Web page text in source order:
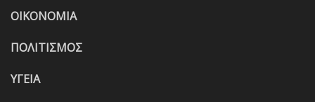
ΟΙΚΟΝΟΜΙΑ
ΠΟΛΙΤΙΣΜΟΣ
ΥΓΕΙΑ